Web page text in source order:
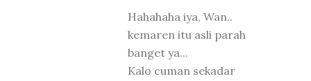
Hahahaha iya, Wan..
kemaren itu asli parah
banget ya...
Kalo cuman sekadar